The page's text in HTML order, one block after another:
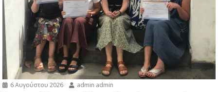
6 Αυγούστου 2026 admin admin